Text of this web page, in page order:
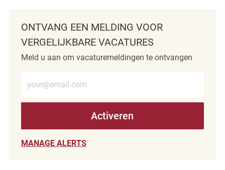
ONTVANG EEN MELDING VOOR
VERGELIJKBARE VACATURES
Meld u aan om vacaturemeldingen te ontvangen
Activeren
MANAGE ALERTS